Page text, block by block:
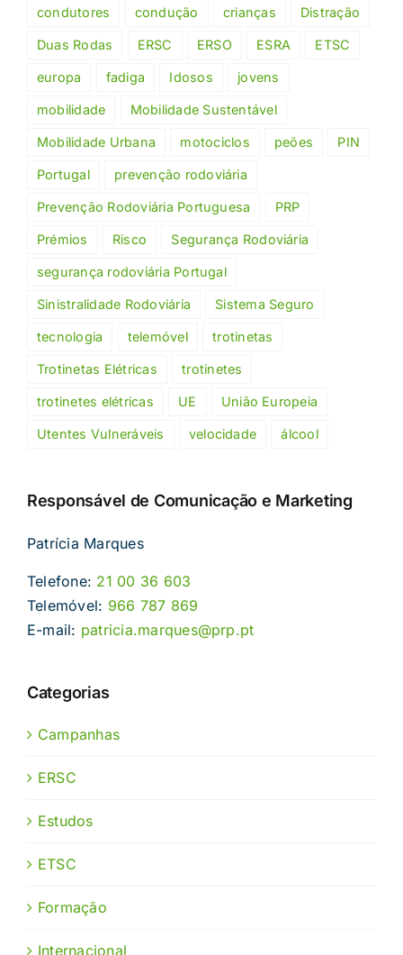
condutores condução crianças Distração
Duas Rodas ERSC ERSO ESRA ETSC
europa fadiga Idosos jovens
mobilidade Mobilidade Sustentável
Mobilidade Urbana motociclos peões PIN
Portugal prevenção rodoviária
Prevenção Rodoviária Portuguesa PRP
Prémios Risco Segurança Rodoviária
segurança rodoviária Portugal
Sinistralidade Rodoviária Sistema Seguro
tecnologia telemóvel trotinetas
Trotinetas Elétricas trotinetes
trotinetes elétricas UE União Europeia
Utentes Vulneráveis velocidade álcool
Responsável de Comunicação e Marketing
Patrícia Marques
Telefone: 21 00 36 603
Telemóvel: 966 787 869
E-mail: patricia.marques@prp.pt
Categorias
Campanhas
ERSC
Estudos
ETSC
Formação
Internacional